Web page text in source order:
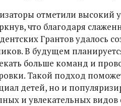
отметили высокий
что благодаря
Грантов удалось
В будущем
больше команд и
Такой подход
детей, но и
и увлекательных